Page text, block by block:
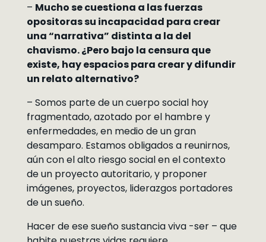
– Mucho se cuestiona a las fuerzas
opositoras su incapacidad para crear
una “narrativa” distinta a la del
chavismo. ¿Pero bajo la censura que
existe, hay espacios para crear y difundir
un relato alternativo?
– Somos parte de un cuerpo social hoy
fragmentado, azotado por el hambre y
enfermedades, en medio de un gran
desamparo. Estamos obligados a reunirnos,
aún con el alto riesgo social en el contexto
de un proyecto autoritario, y proponer
imágenes, proyectos, liderazgos portadores
de un sueño.
Hacer de ese sueño sustancia viva -ser – que